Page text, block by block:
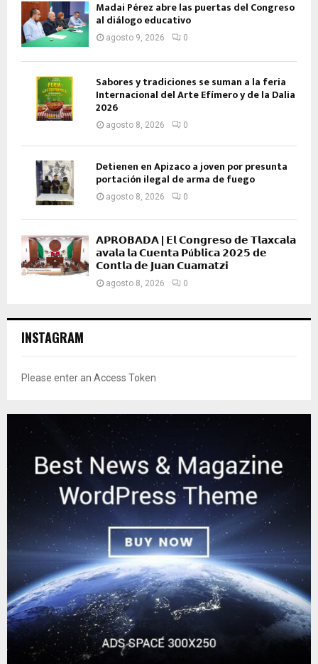
Madai Pérez abre las puertas del Congreso
al diálogo educativo
agosto 9, 2026 0
Sabores y tradiciones se suman a la feria
Internacional del Arte Efímero y de la Dalia
2026
agosto 8, 2026 0
Detienen en Apizaco a joven por presunta
portación ilegal de arma de fuego
agosto 8, 2026 0
𝗔𝗣𝗥𝗢𝗕𝗔𝗗𝗔 | 𝗘𝗹 𝗖𝗼𝗻𝗴𝗿𝗲𝘀𝗼 𝗱𝗲 𝗧𝗹𝗮𝘅𝗰𝗮𝗹𝗮
𝗮𝘃𝗮𝗹𝗮 𝗹𝗮 𝗖𝘂𝗲𝗻𝘁𝗮 𝗣ú𝗯𝗹𝗶𝗰𝗮 𝟮𝟬𝟮𝟱 𝗱𝗲
𝗖𝗼𝗻𝘁𝗹𝗮 𝗱𝗲 𝗝𝘂𝗮𝗻 𝗖𝘂𝗮𝗺𝗮𝘁𝘇𝗶
agosto 8, 2026 0
INSTAGRAM
Please enter an Access Token